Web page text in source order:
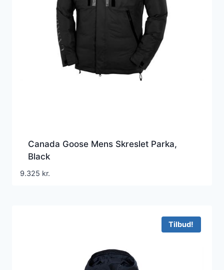
Canada Goose Mens Skreslet Parka,
Black
9.325 kr.
Tilbud!